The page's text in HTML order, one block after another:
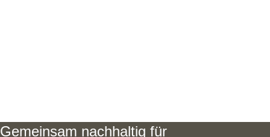
Gemeinsam nachhaltig für